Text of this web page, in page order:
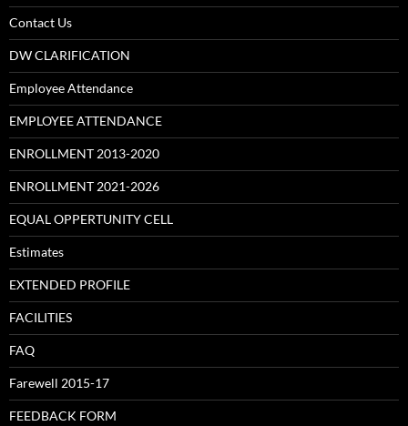
Contact Us
DW CLARIFICATION
Employee Attendance
EMPLOYEE ATTENDANCE
ENROLLMENT 2013-2020
ENROLLMENT 2021-2026
EQUAL OPPERTUNITY CELL
Estimates
EXTENDED PROFILE
FACILITIES
FAQ
Farewell 2015-17
FEEDBACK FORM